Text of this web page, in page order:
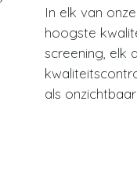
In elk van
hoogste
screening, elk
als